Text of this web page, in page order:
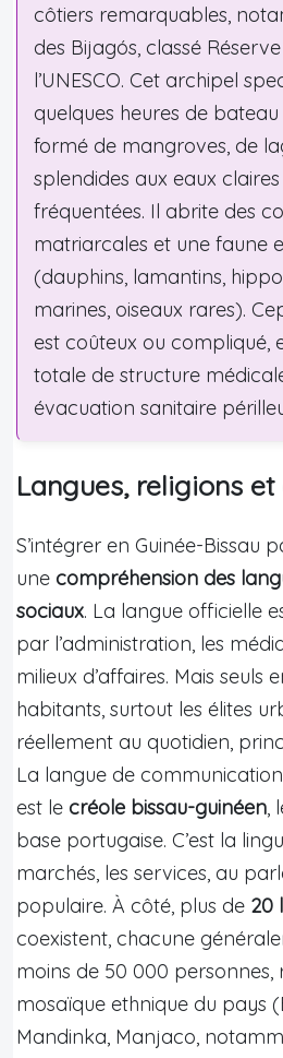
côtiers remarquables,
des Bijagós, classé
l’UNESCO. Cet archipel
quelques heures de bateau
formé de mangroves, de
splendides aux eaux
fréquentées. Il abrite des
matriarcales et une faune
(dauphins, lamantins,
marines, oiseaux rares).
est coûteux ou compliqué,
totale de structure
évacuation sanitaire
Langues, religions
S’intégrer en Guinée-Bissau
une compréhension des
sociaux. La langue officielle
par l’administration, les
milieux d’affaires. Mais seuls
habitants, surtout les élites
réellement au quotidien,
La langue de
est le créole bissau-guinéen,
base portugaise. C’est la
marchés, les services, au
populaire. À côté, plus de 20
coexistent, chacune
moins de 50 000 personnes,
mosaïque ethnique du pays
Mandinka, Manjaco,